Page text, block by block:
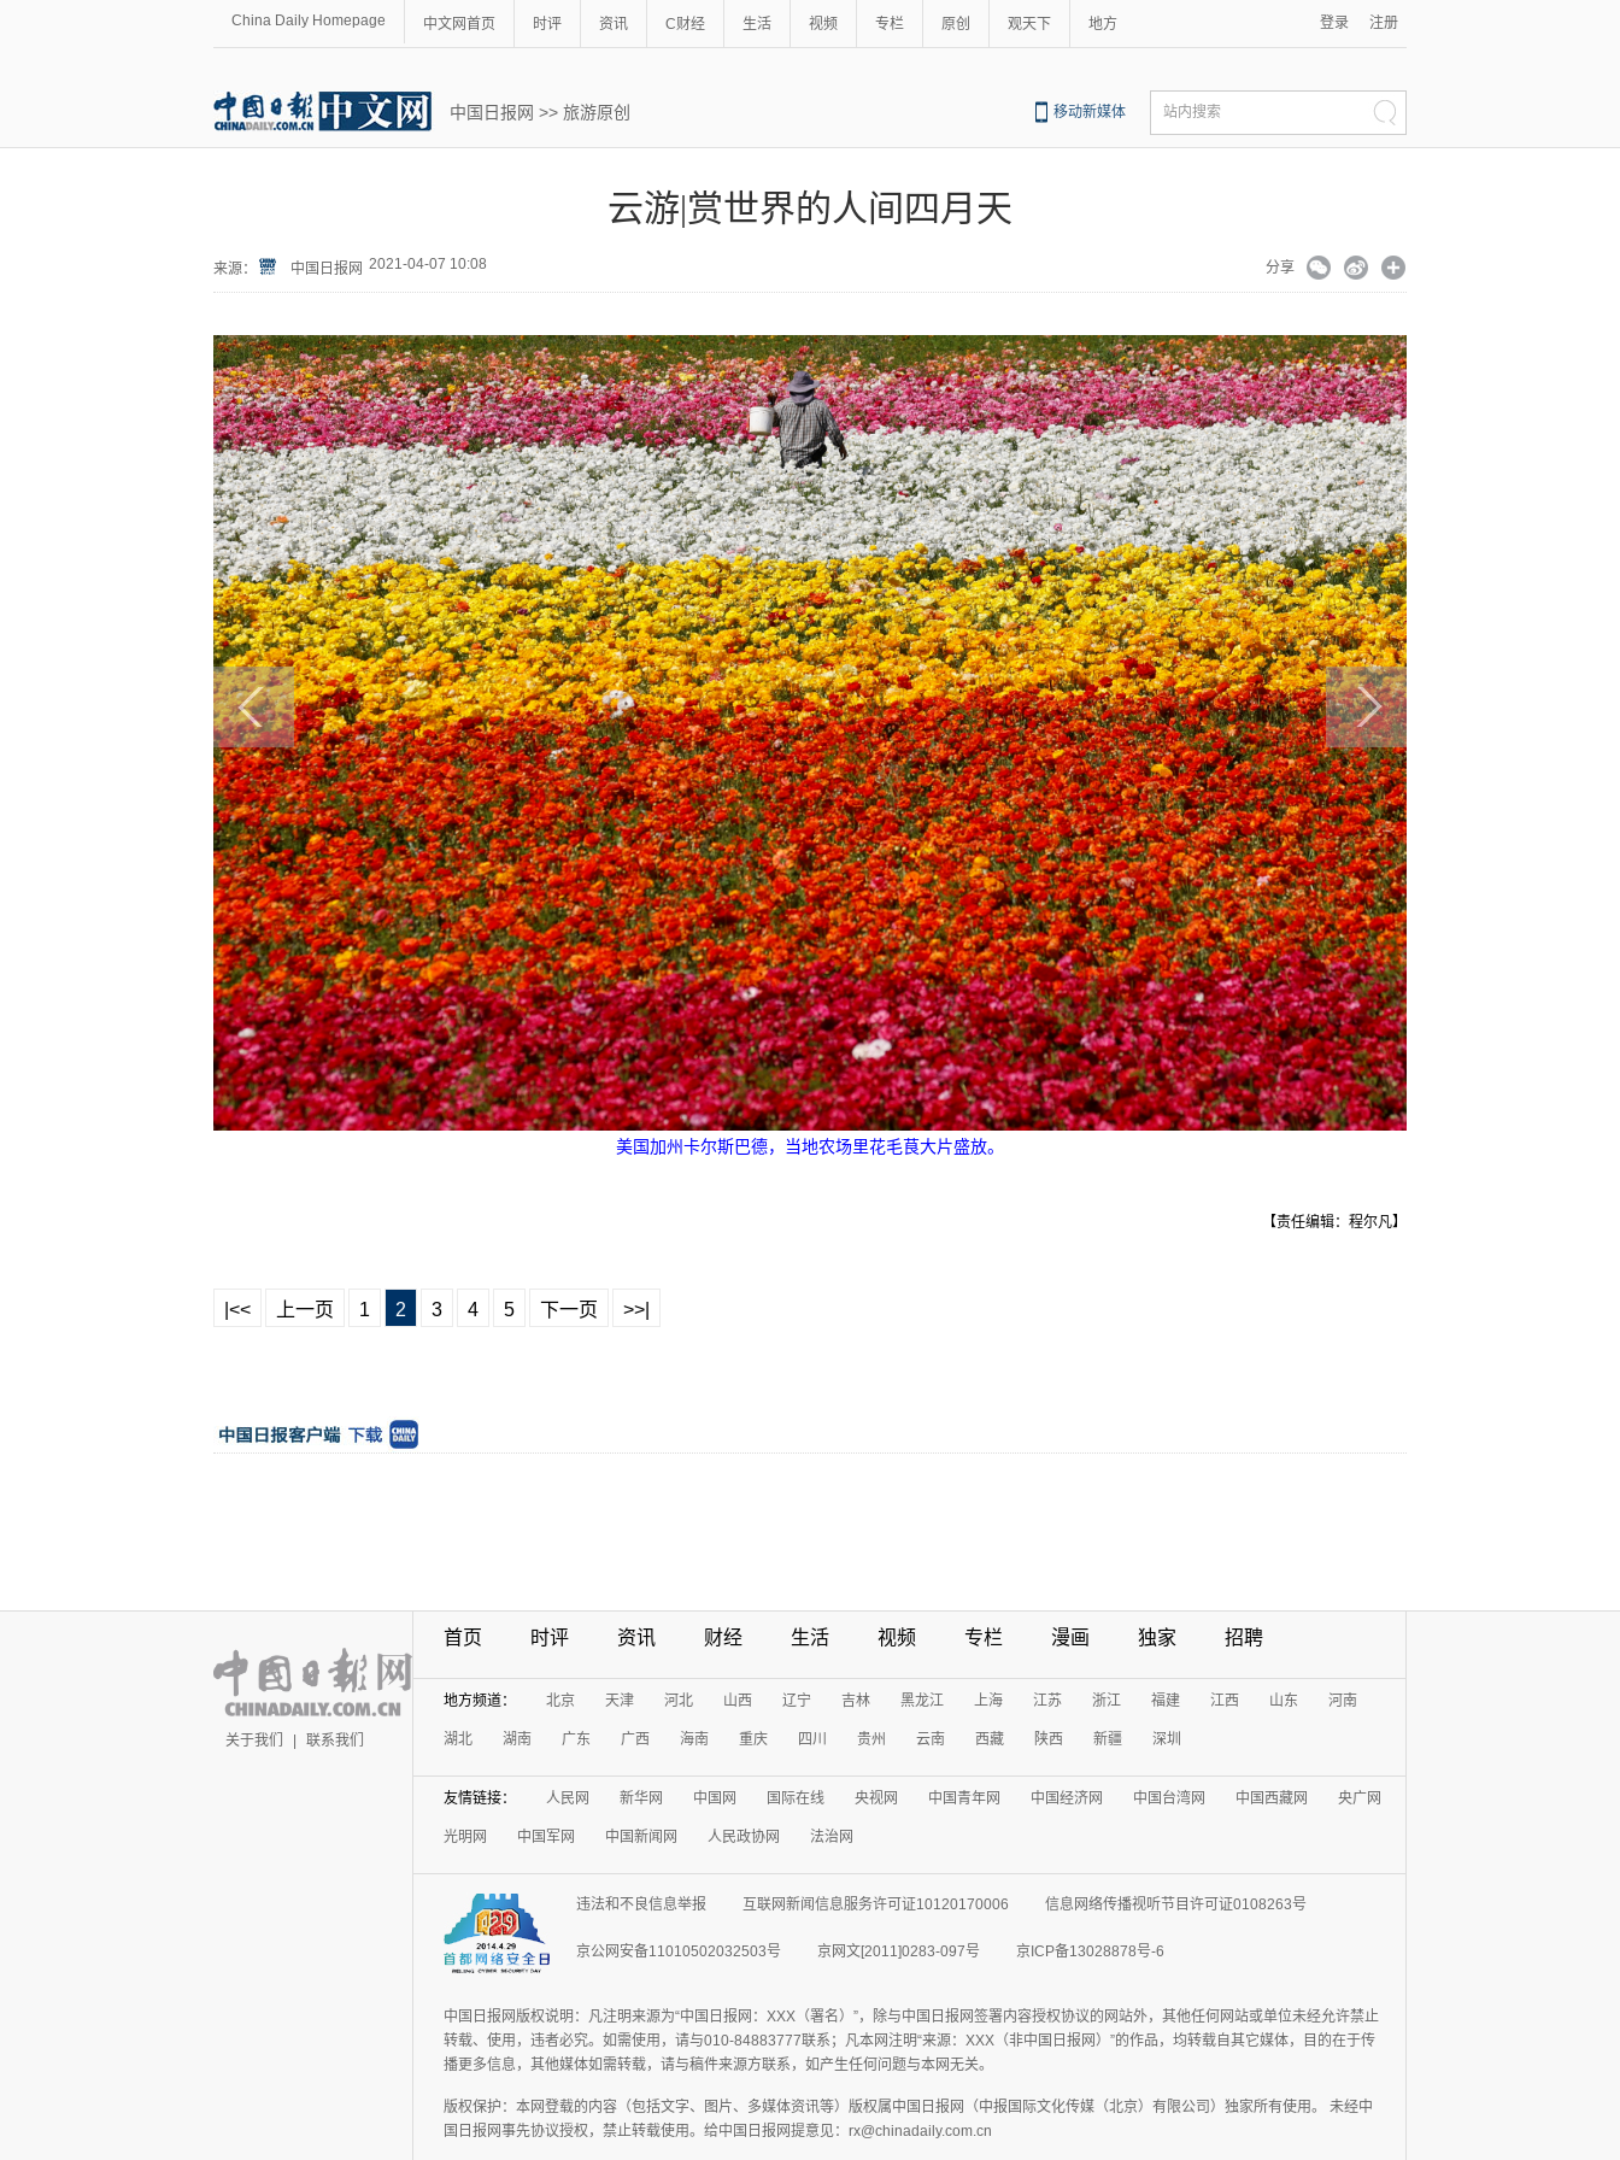
China Daily Homepage 中文网首页 时评 资讯 C财经 生活 视频 专栏 原创 观天下 地方 登录 注册
中国日报网 >> 旅游原创 移动新媒体 站内搜索
云游|赏世界的人间四月天
来源： 中国日报网 2021-04-07 10:08 分享
美国加州卡尔斯巴德，当地农场里花毛茛大片盛放。
【责任编辑：程尔凡】
|<< 上一页 1 2 3 4 5 下一页 >>|
关于我们 | 联系我们
首页 时评 资讯 财经 生活 视频 专栏 漫画 独家 招聘
地方频道： 北京 天津 河北 山西 辽宁 吉林 黑龙江 上海 江苏 浙江 福建 江西 山东 河南
湖北 湖南 广东 广西 海南 重庆 四川 贵州 云南 西藏 陕西 新疆 深圳
友情链接： 人民网 新华网 中国网 国际在线 央视网 中国青年网 中国经济网 中国台湾网 中国西藏网 央广网
光明网 中国军网 中国新闻网 人民政协网 法治网
违法和不良信息举报 互联网新闻信息服务许可证10120170006 信息网络传播视听节目许可证0108263号
京公网安备11010502032503号 京网文[2011]0283-097号 京ICP备13028878号-6
中国日报网版权说明：凡注明来源为“中国日报网：XXX（署名）”，除与中国日报网签署内容授权协议的网站外，其他任何网站或单位未经允许禁止
转载、使用，违者必究。如需使用，请与010-84883777联系；凡本网注明“来源：XXX（非中国日报网）”的作品，均转载自其它媒体，目的在于传
播更多信息，其他媒体如需转载，请与稿件来源方联系，如产生任何问题与本网无关。
版权保护：本网登载的内容（包括文字、图片、多媒体资讯等）版权属中国日报网（中报国际文化传媒（北京）有限公司）独家所有使用。 未经中
国日报网事先协议授权，禁止转载使用。给中国日报网提意见：rx@chinadaily.com.cn